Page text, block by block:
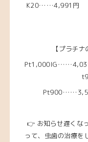
K20……4,991円
【プラチ
👉 お知らせ遅くな
って、虫歯の治療を